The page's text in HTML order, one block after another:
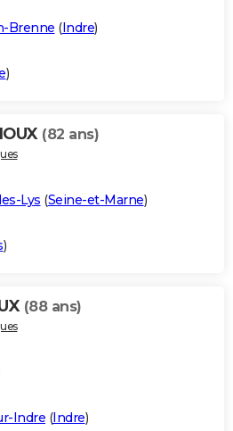
Brenne (Indre)
)
(82 ans)
Lys (Seine-et-Marne)
)
(88 ans)
Indre (Indre)